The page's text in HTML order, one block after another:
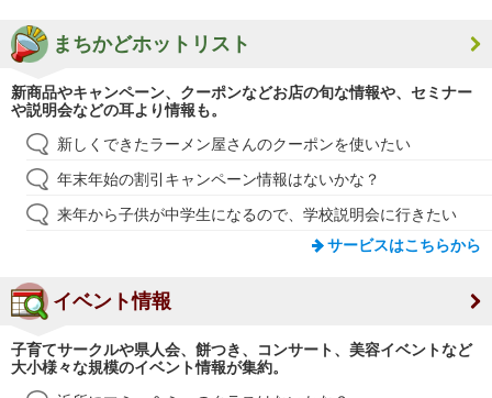
まちかどホットリスト
新商品やキャンペーン、クーポンなどお店の旬な情報や、セミナー
や説明会などの耳より情報も。
新しくできたラーメン屋さんのクーポンを使いたい
年末年始の割引キャンペーン情報はないかな？
来年から子供が中学生になるので、学校説明会に行きたい
サービスはこちらから
イベント情報
子育てサークルや県人会、餅つき、コンサート、美容イベントなど
大小様々な規模のイベント情報が集約。